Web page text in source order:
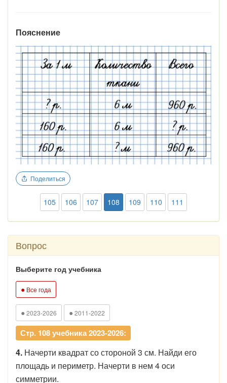
Пояснение
Поделиться
105 106 107 108 109 110 111
Вопрос
Выберите год учебника
● Все года
● 2023-2026 ● 2011-2022
Стр. 108 учебника 2023-2026:
4. Начерти квадрат со стороной 3 см. Найди его
площадь и периметр. Начерти в нем 4 оси
симметрии.